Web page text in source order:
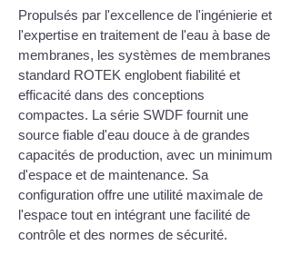
Propulsés par l'excellence de l'ingénierie et
l'expertise en traitement de l'eau à base de
membranes, les systèmes de membranes
standard ROTEK englobent fiabilité et
efficacité dans des conceptions
compactes. La série SWDF fournit une
source fiable d'eau douce à de grandes
capacités de production, avec un minimum
d'espace et de maintenance. Sa
configuration offre une utilité maximale de
l'espace tout en intégrant une facilité de
contrôle et des normes de sécurité.